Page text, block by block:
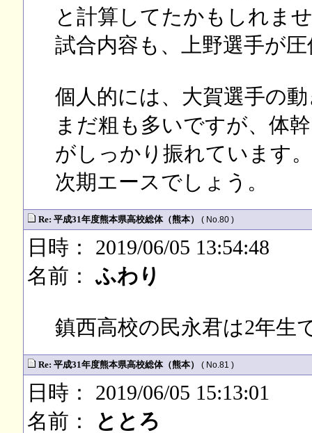
と計算してたかもしれま
試合内容も、上野選手が
個人的には、大賀選手の
まだ粗も多いですが、体
がしっかり振れています。
次期エースでしょう。
Re: 平成31年度熊本県高校総体（熊本） ( No.80 )
日時： 2019/06/05 13:54:48
名前： ふわり
鎮西高校の民永君は2年生
Re: 平成31年度熊本県高校総体（熊本） ( No.81 )
日時： 2019/06/05 15:13:01
名前：
ととろ